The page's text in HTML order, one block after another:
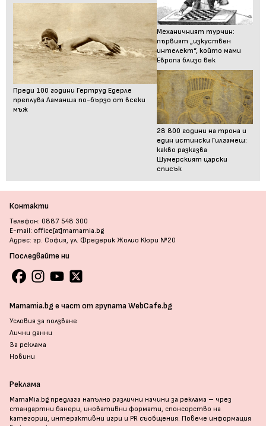
Преди 100 години Гертруд Едерле
преплува Ламанша по-бързо от всеки
мъж
Механичният турчин:
първият „изкуствен
интелект“, който мами
Европа близо век
28 800 години на трона и
един истински Гилгамеш:
какво разказва
Шумерският царски
списък
Контакти
Телефон: 0887 548 300
E-mail: office[at]mamamia.bg
Адрес: гр. София, ул. Фредерик Жолио Кюри №20
Последвайте ни
Mamamia.bg е част от групата WebCafe.bg
Условия за ползване
Лични данни
За реклама
Новини
Реклама
MamaMia.bg предлага напълно различни начини за реклама – чрез
стандартни банери, иновативни формати, спонсорство на
категории, интерактивни игри и PR съобщения. Повече информация